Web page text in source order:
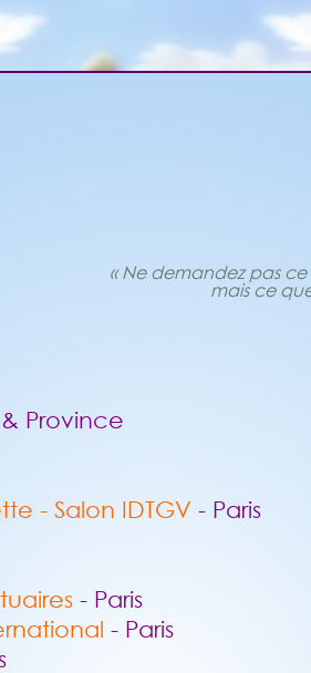
« Ne demandez pas
mais ce
Province
- Salon IDTGV - Paris
- Paris
- Paris